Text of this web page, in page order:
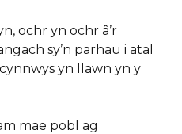
ochr yn ochr â’r
sy’n parhau i atal
yn llawn yn y
mae pobl ag